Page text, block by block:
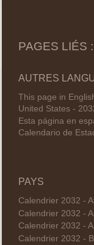
PAGES LIÉS :
AUTRES
This page in
United States -
Esta página en
Calendario de
PAYS
Calendrier 2032 -
Calendrier 2032 -
Calendrier 2032 -
Calendrier 2032 -